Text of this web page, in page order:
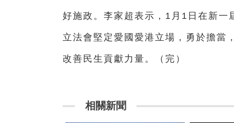
好施政。李家超表示，1月1日在新一
立法會堅定愛國愛港立場，勇於擔當
改善民生貢獻力量。（完）
相關新聞